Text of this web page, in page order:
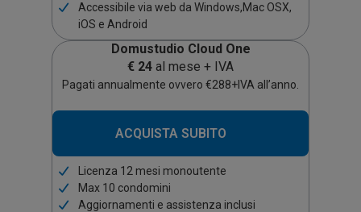
Accessibile via web da Windows,Mac OSX,
iOS e Android
Domustudio Cloud One
€ 24 al mese + IVA
Pagati annualmente ovvero €288+IVA all’anno.
ACQUISTA SUBITO
Licenza 12 mesi monoutente
Max 10 condomini
Aggiornamenti e assistenza inclusi